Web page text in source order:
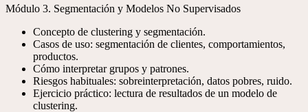
Módulo 3. Segmentación y Modelos No Supervisados
Concepto de clustering y segmentación.
Casos de uso: segmentación de clientes, comportamientos,
productos.
Cómo interpretar grupos y patrones.
Riesgos habituales: sobreinterpretación, datos pobres, ruido.
Ejercicio práctico: lectura de resultados de un modelo de
clustering.